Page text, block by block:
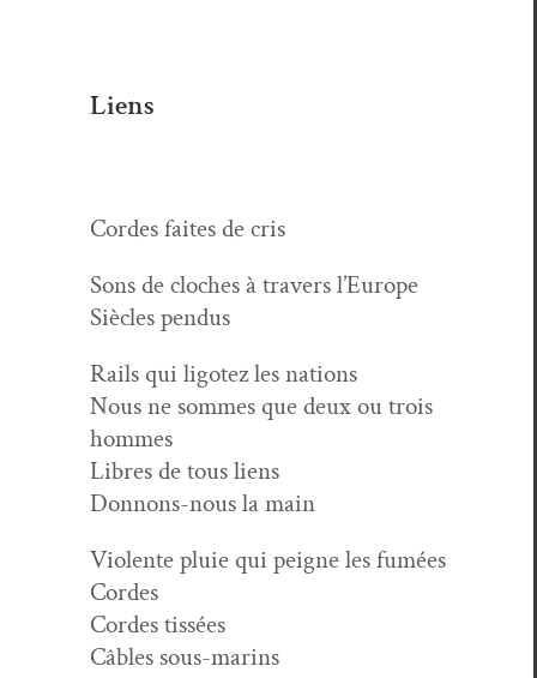
Liens
Cordes faites de cris
Sons de cloches à tra­vers l’Europe
Siè­cles pendus
Rails qui lig­otez les nations
Nous ne sommes que deux ou trois
hommes
Libres de tous liens
Don­nons-nous la main
Vio­lente pluie qui peigne les fumées
Cordes
Cordes tissées
Câbles sous-marins